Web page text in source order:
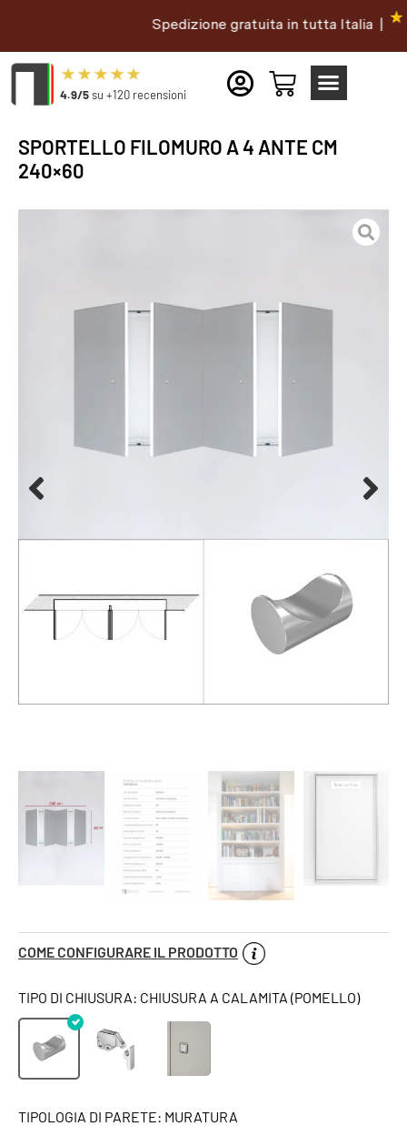
Spedizione gratuita in tutta Italia |
4.9/5su +120 recensioni
SPORTELLO FILOMURO A 4 ANTE CM
240×60
COME CONFIGURARE IL PRODOTTO
TIPO DI CHIUSURA: CHIUSURA A CALAMITA (POMELLO)
TIPOLOGIA DI PARETE: MURATURA